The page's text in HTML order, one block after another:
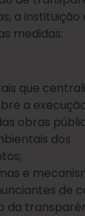
a instituição
medidas:
que
a
obras
dos
e
de
da